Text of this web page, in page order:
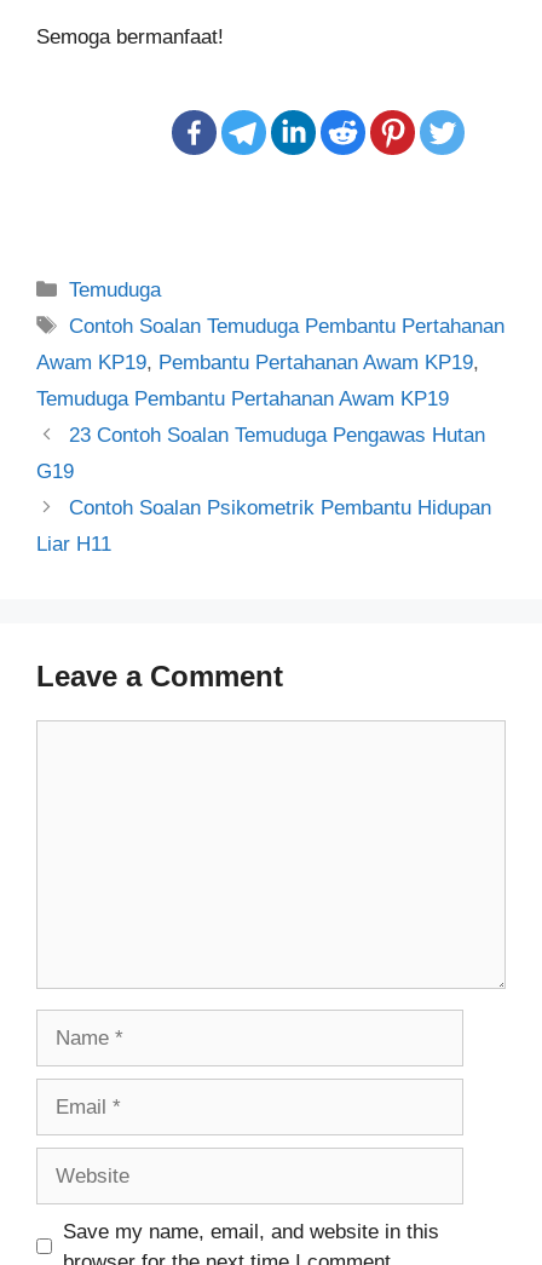
Semoga bermanfaat!
Categories
Temuduga
Tags
Contoh Soalan Temuduga Pembantu Pertahanan
Awam KP19, Pembantu Pertahanan Awam KP19,
Temuduga Pembantu Pertahanan Awam KP19
Post
navigation
23 Contoh Soalan Temuduga Pengawas Hutan
G19
Contoh Soalan Psikometrik Pembantu Hidupan
Liar H11
Leave a Comment
Save my name, email, and website in this